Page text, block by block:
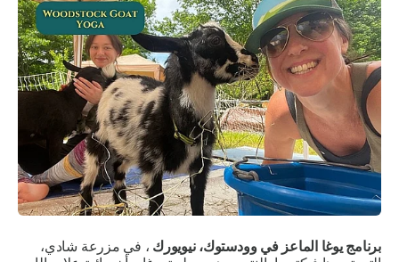
برنامج يوغا الماعز في وودستوك، نيويورك، في مزرعة شادي،